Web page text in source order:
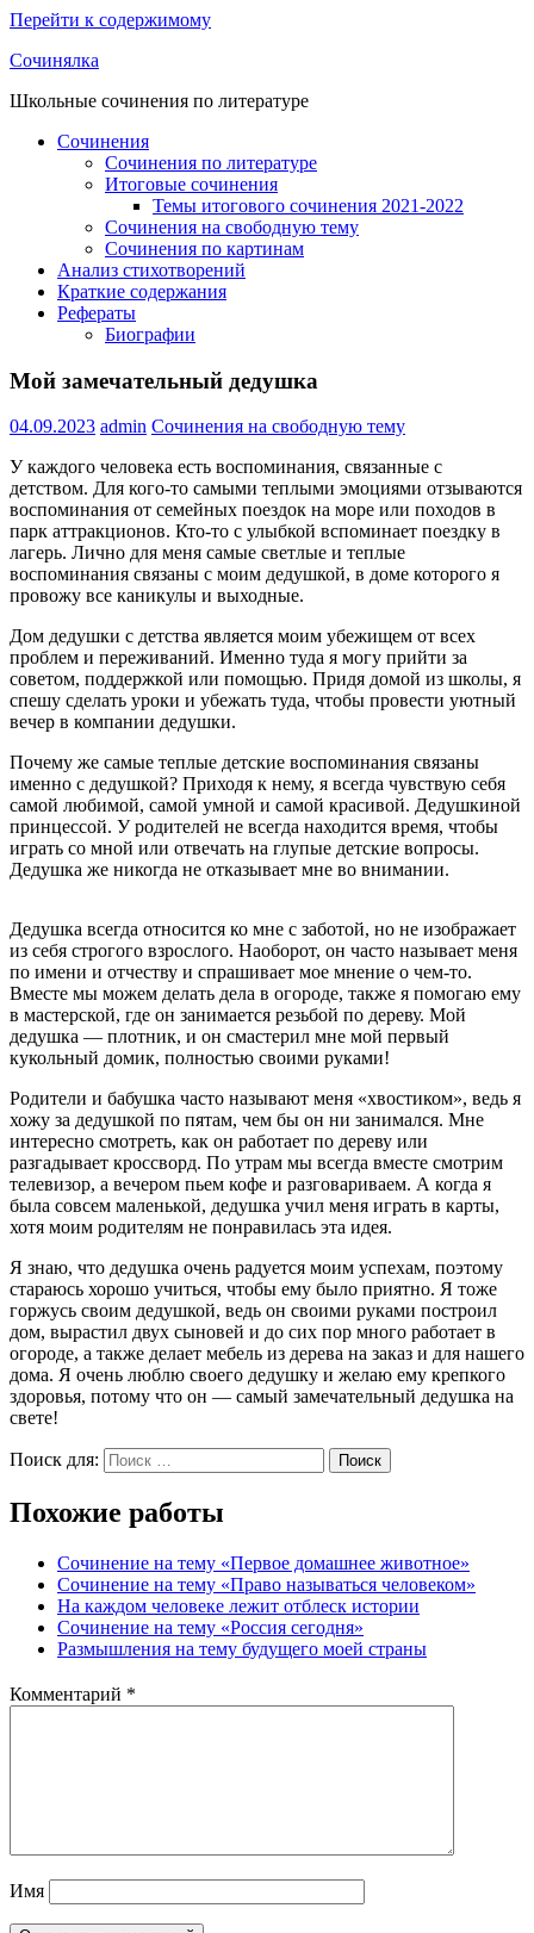
Перейти к содержимому
Сочинялка
Школьные сочинения по литературе
Сочинения
Сочинения по литературе
Итоговые сочинения
Темы итогового сочинения 2021-2022
Сочинения на свободную тему
Сочинения по картинам
Анализ стихотворений
Краткие содержания
Рефераты
Биографии
Мой замечательный дедушка
04.09.2023 admin Сочинения на свободную тему
У каждого человека есть воспоминания, связанные с
детством. Для кого-то самыми теплыми эмоциями отзываются
воспоминания от семейных поездок на море или походов в
парк аттракционов. Кто-то с улыбкой вспоминает поездку в
лагерь. Лично для меня самые светлые и теплые
воспоминания связаны с моим дедушкой, в доме которого я
провожу все каникулы и выходные.
Дом дедушки с детства является моим убежищем от всех
проблем и переживаний. Именно туда я могу прийти за
советом, поддержкой или помощью. Придя домой из школы, я
спешу сделать уроки и убежать туда, чтобы провести уютный
вечер в компании дедушки.
Почему же самые теплые детские воспоминания связаны
именно с дедушкой? Приходя к нему, я всегда чувствую себя
самой любимой, самой умной и самой красивой. Дедушкиной
принцессой. У родителей не всегда находится время, чтобы
играть со мной или отвечать на глупые детские вопросы.
Дедушка же никогда не отказывает мне во внимании.
Дедушка всегда относится ко мне с заботой, но не изображает
из себя строгого взрослого. Наоборот, он часто называет меня
по имени и отчеству и спрашивает мое мнение о чем-то.
Вместе мы можем делать дела в огороде, также я помогаю ему
в мастерской, где он занимается резьбой по дереву. Мой
дедушка — плотник, и он смастерил мне мой первый
кукольный домик, полностью своими руками!
Родители и бабушка часто называют меня «хвостиком», ведь я
хожу за дедушкой по пятам, чем бы он ни занимался. Мне
интересно смотреть, как он работает по дереву или
разгадывает кроссворд. По утрам мы всегда вместе смотрим
телевизор, а вечером пьем кофе и разговариваем. А когда я
была совсем маленькой, дедушка учил меня играть в карты,
хотя моим родителям не понравилась эта идея.
Я знаю, что дедушка очень радуется моим успехам, поэтому
стараюсь хорошо учиться, чтобы ему было приятно. Я тоже
горжусь своим дедушкой, ведь он своими руками построил
дом, вырастил двух сыновей и до сих пор много работает в
огороде, а также делает мебель из дерева на заказ и для нашего
дома. Я очень люблю своего дедушку и желаю ему крепкого
здоровья, потому что он — самый замечательный дедушка на
свете!
Поиск для: Поиск
Похожие работы
Сочинение на тему «Первое домашнее животное»
Сочинение на тему «Право называться человеком»
На каждом человеке лежит отблеск истории
Сочинение на тему «Россия сегодня»
Размышления на тему будущего моей страны
Комментарий *
Имя